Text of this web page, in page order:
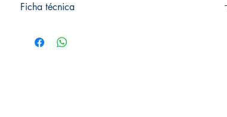
Ficha técnica
Editorial: Alma Editorial